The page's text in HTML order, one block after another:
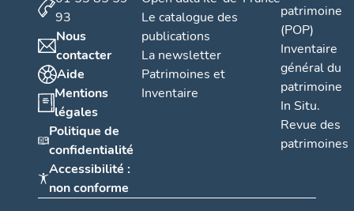
93
Nous
contacter
Aide
Mentions
légales
Politique de
confidentialité
Accessibilité :
non conforme
Le catalogue des
publications
La newsletter
Patrimoines et
Inventaire
patrimoine
(POP)
Inventaire
général du
patrimoine
In Situ.
Revue des
patrimoines